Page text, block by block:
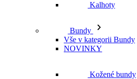
Kalhoty
Bundy
Vše v kategorii Bundy
NOVINKY
Kožené bundy